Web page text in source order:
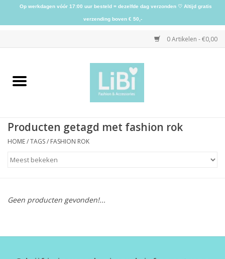
0 Artikelen - €0,00
Home
Schoenen
Producten getagd met fashion rok
HOME/TAGS/ FASHION ROK
Geen producten gevonden!...
Op werkdagen vóór 17:00 uur besteld = dezelfde dag verzonden ♡ Altijd gratis
verzending boven € 50,-